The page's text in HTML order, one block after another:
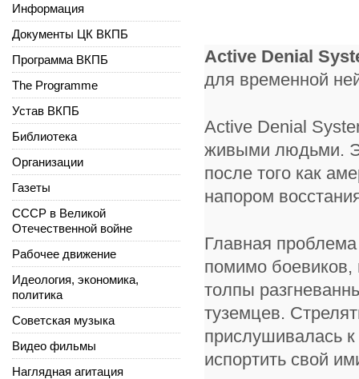
Active Denial
для временной
Active Denial
живыми людьми.
после того как
напором
Главная
помимо боевиков,
толпы
туземцев.
прислушивалась
испортить свой
Информация
Документы ЦК ВКПБ
Программа ВКПБ
The Programme
Устав ВКПБ
Библиотека
Организации
Газеты
СССР в Великой
Отечественной войне
Рабочее движение
Идеология, экономика,
политика
Советская музыка
Видео фильмы
Наглядная агитация